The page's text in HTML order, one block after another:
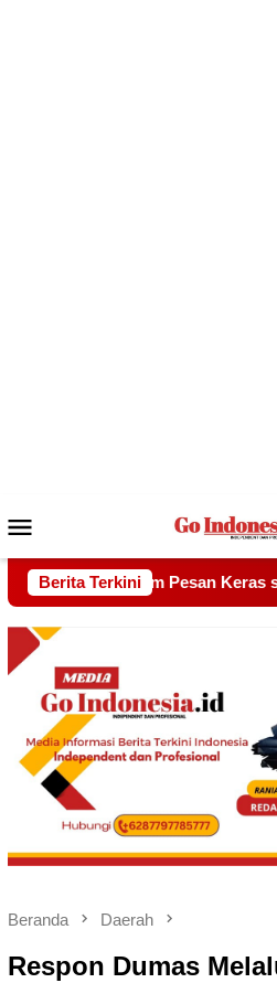
Mobile
Berita Terkini
Pelantikan Sambang
Beranda Daerah
Respon Dumas